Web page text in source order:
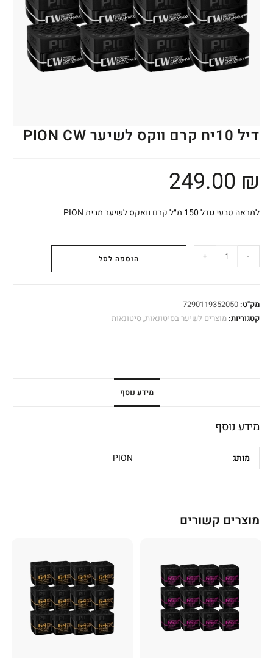
דיל 10יח קרם ווקס לשיער PION CW
249.00 ₪
למראה טבעי גודל 150 מ״ל קרם וואקס לשיער מבית PION
-
+ הוספה לסל
מק"ט:7290119352050
קטגוריות:מוצרים לשיער בסיטונאות,סיטונאות
מידע נוסף
מידע נוסף
מותג PION
מוצרים קשורים